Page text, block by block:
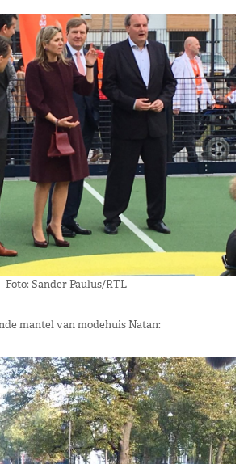
Foto: Sander Paulus/RTL
mantel van modehuis Natan: